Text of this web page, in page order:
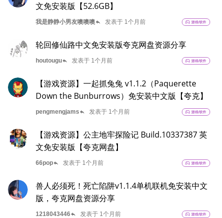
文免安装版【52.6GB】
我是静静小男友噢噢噢reply 发表于 1个月前 sports_esports 游戏/软件
轮回修仙路中文免安装版夸克网盘资源分享
houtougureply 发表于 1个月前 sports_esports 游戏/软件
【游戏资源】一起抓兔兔 v1.1.2（Paquerette
Down the Bunburrows）免安装中文版【夸克】
pengmengjamsreply 发表于 1个月前 sports_esports 游戏/软件
【游戏资源】公主地牢探险记 Build.10337387 英
文免安装版【夸克网盘】
66popreply 发表于 1个月前 sports_esports 游戏/软件
兽人必须死！死亡陷阱v1.1.4单机联机免安装中文
版，夸克网盘资源分享
1218043446reply 发表于 1个月前 sports_esports 游戏/软件